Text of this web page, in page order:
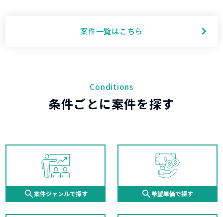
案件一覧はこちら
Conditions
条件ごとに案件を探す
案件ジャンルで探す 希望単価で探す